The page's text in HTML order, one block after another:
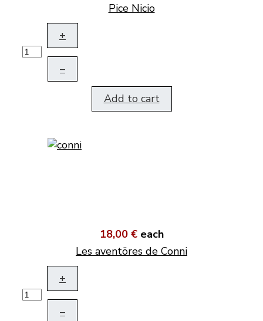
Pice Nicio
+
–
Add to cart
18,00 € each
Les aventöres de Conni
+
–